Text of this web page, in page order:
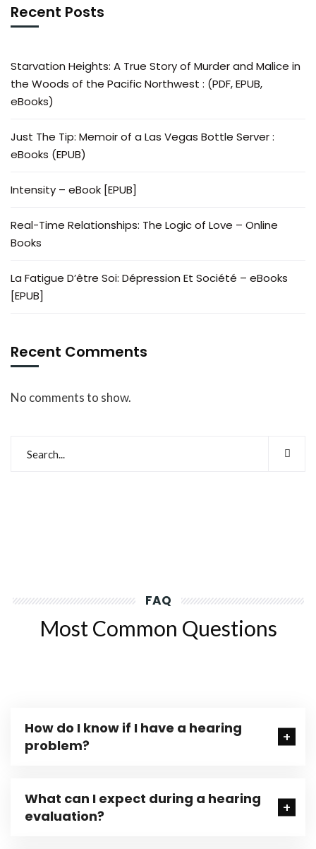
Recent Posts
Starvation Heights: A True Story of Murder and Malice in
the Woods of the Pacific Northwest : (PDF, EPUB,
eBooks)
Just The Tip: Memoir of a Las Vegas Bottle Server :
eBooks (EPUB)
Intensity – eBook [EPUB]
Real-Time Relationships: The Logic of Love – Online
Books
La Fatigue D’être Soi: Dépression Et Société – eBooks
[EPUB]
Recent Comments
No comments to show.
FAQ
Most Common Questions
How do I know if I have a hearing
problem?
What can I expect during a hearing
evaluation?